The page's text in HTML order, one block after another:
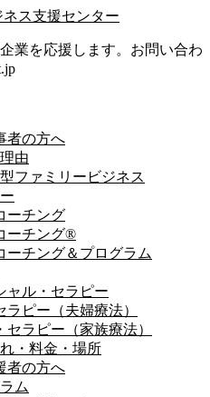
ス支援センター
業を応援します。お問い合わ
者の方へ
由
ファミリービジネス
ーチング
ーチング®︎
ーチング＆プログラム
ャル・セラピー
ラピー（夫婦療法）
セラピー（家族療法）
・料金・場所
者の方へ
ム